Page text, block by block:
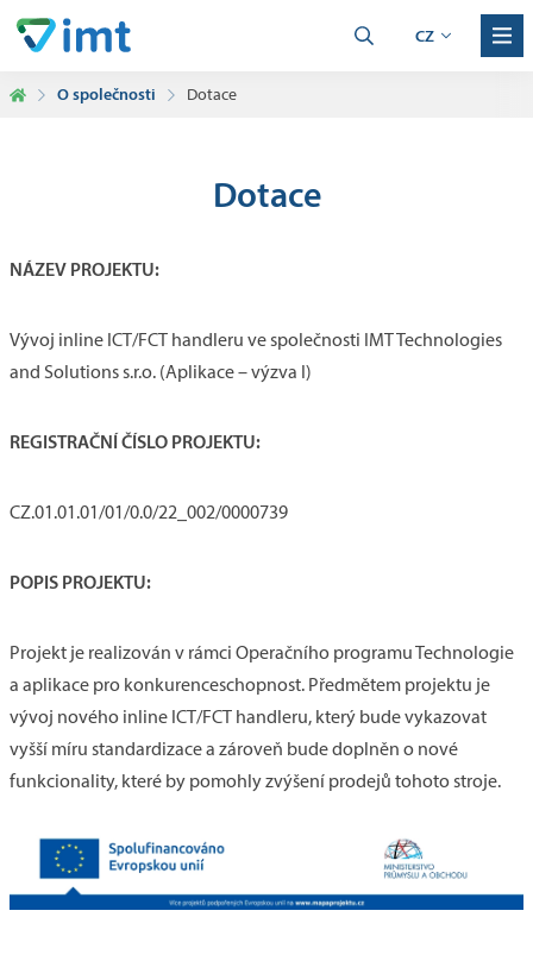
CZ
O společnosti Dotace
Dotace
NÁZEV PROJEKTU:
Vývoj inline ICT/FCT handleru ve společnosti IMT Technologies
and Solutions s.r.o. (Aplikace – výzva I)
REGISTRAČNÍ ČÍSLO PROJEKTU:
CZ.01.01.01/01/0.0/22_002/0000739
POPIS PROJEKTU:
Projekt je realizován v rámci Operačního programu Technologie
a aplikace pro konkurenceschopnost. Předmětem projektu je
vývoj nového inline ICT/FCT handleru, který bude vykazovat
vyšší míru standardizace a zároveň bude doplněn o nové
funkcionality, které by pomohly zvýšení prodejů tohoto stroje.